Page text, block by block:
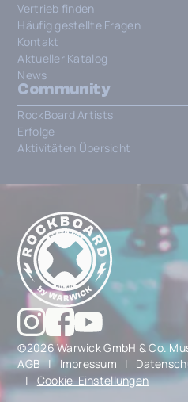
Vertrieb finden
Häufig gestellte Fragen
Kontakt
Aktueller Katalog
News
Community
RockBoard Artists
Erfolge
Aktivitäten Übersicht
©2026 Warwick GmbH & Co.
AGB | Impressum |
|
Cookie-Einstellungen